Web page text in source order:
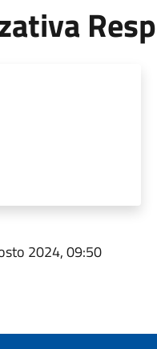
2024, 09:50